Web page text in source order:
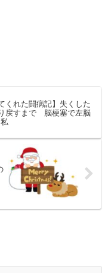
くれた闘病記】失くした
戻すまで 脳梗塞で左脳